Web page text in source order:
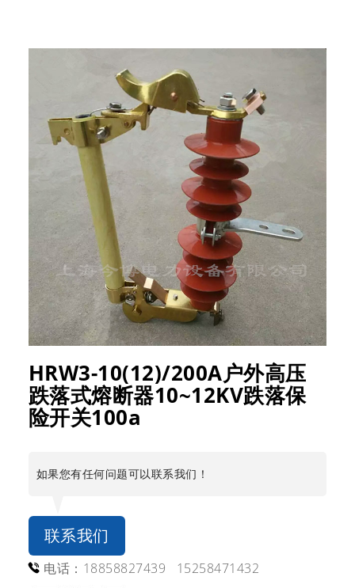
HRW3-10(12)/200A户外高压
跌落式熔断器10~12KV跌落保
险开关100a
如果您有任何问题可以联系我们！
联系我们
电话：18858827439 15258471432